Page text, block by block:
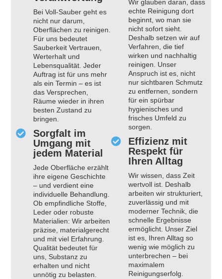
Bei Voll-Sauber geht es
nicht nur darum,
Oberflächen zu reinigen.
Für uns bedeutet
Sauberkeit Vertrauen,
Werterhalt und
Lebensqualität. Jeder
Auftrag ist für uns mehr
als ein Termin – es ist
das Versprechen,
Räume wieder in ihren
besten Zustand zu
bringen.
Sorgfalt im
Umgang mit
jedem Material
Jede Oberfläche erzählt
ihre eigene Geschichte
– und verdient eine
individuelle Behandlung.
Ob empfindliche Stoffe,
Leder oder robuste
Materialien: Wir arbeiten
präzise, materialgerecht
und mit viel Erfahrung.
Qualität bedeutet für
uns, Substanz zu
erhalten und nicht
unnötig zu belasten.
Wir glauben daran, dass
echte Reinigung dort
beginnt, wo man sie
nicht sofort sieht.
Deshalb setzen wir auf
Verfahren, die tief
wirken und nachhaltig
reinigen. Unser
Anspruch ist es, nicht
nur sichtbaren Schmutz
zu entfernen, sondern
für ein spürbar
hygienisches und
frisches Umfeld zu
sorgen.
Effizienz mit
Respekt für
Ihren Alltag
Wir wissen, dass Zeit
wertvoll ist. Deshalb
arbeiten wir strukturiert,
zuverlässig und mit
moderner Technik, die
schnelle Ergebnisse
ermöglicht. Unser Ziel
ist es, Ihren Alltag so
wenig wie möglich zu
unterbrechen – bei
maximalem
Reinigungserfolg.